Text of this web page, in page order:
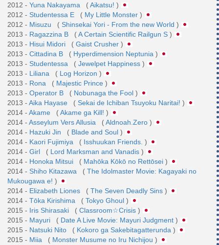
2012 - Yuna Nakayama (Aikatsu! )
2012 - Studentessa E ( My Little Monster )
2012 - Misuzu ( Shinsekai Yori - From the new World )
2013 - Ragazzina B (A Certain Scientific Railgun S )
2013 - Hisui Midori ( Gaist Crusher )
2013 - Cittadina B ( Hyperdimension Neptunia )
2013 - Studentessa ( Jewelpet Happiness )
2013 - Liliana ( Log Horizon )
2013 - Rona ( Majestic Prince )
2013 - Operator B ( Nobunaga the Fool )
2013 - Aika Hayase ( Sekai de Ichiban Tsuyoku Naritai! )
2014 - Akame (Akame ga Kill! )
2014 - Asseylum Vers Allusia (Aldnoah.Zero )
2014 - Hazuki Jin ( Blade and Soul )
2014 - Kaori Fujimiya ( Isshuukan Friends. )
2014 - Girl ( Lord Marksman and Vanadis )
2014 - Honoka Mitsui ( Mahōka Kōkō no Rettōsei )
2014 - Shiho Kitazawa ( The Idolmaster Movie: Kagayaki no
Mukougawa e! )
2014 - Elizabeth Liones ( The Seven Deadly Sins )
2014 - Tōka Kirishima ( Tokyo Ghoul )
2015 - Iris Shirasaki ( Classroom☆Crisis )
2015 - Mayuri ( Date A Live Movie: Mayuri Judgment )
2015 - Natsuki Nito ( Kokoro ga Sakebitagatterunda )
2015 - Miia ( Monster Musume no Iru Nichijou )